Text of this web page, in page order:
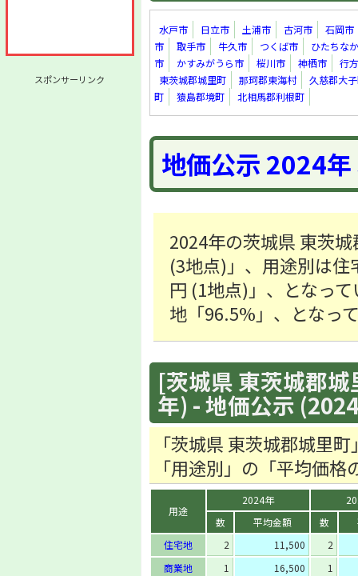
スポンサーリンク
水戸市 日立市 土浦市 古河市
石岡市
市
取手市 牛久市 つくば市
ひたちな
市
かすみがうら市 桜川市 神栖市
行
東茨城郡城里町
那珂郡東海村
久慈郡大
町
猿島郡境町 北相馬郡利根町
地価公示 2024
2024年の茨城県 東茨
(3地点)」、用途別は
円 (1地点)」、となっ
地「96.5%」、となっ
[茨城県 東茨城郡
年) - 地価公示
「茨城県 東茨城郡城里
「用途別」の「平均価格
用途
2024年
数
平均金額 数
住宅地
2 11,500
2
商業地
1 16,500
1